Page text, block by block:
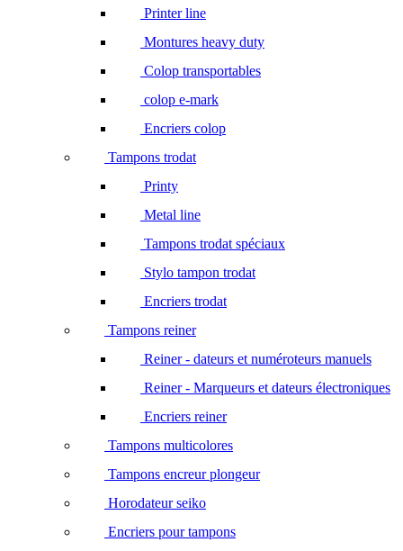
Printer line
Montures heavy duty
Colop transportables
colop e-mark
Encriers colop
Tampons trodat
Printy
Metal line
Tampons trodat spéciaux
Stylo tampon trodat
Encriers trodat
Tampons reiner
Reiner - dateurs et numéroteurs manuels
Reiner - Marqueurs et dateurs électroniques
Encriers reiner
Tampons multicolores
Tampons encreur plongeur
Horodateur seiko
Encriers pour tampons